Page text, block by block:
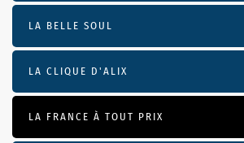
LA BELLE SOUL
LA CLIQUE D'ALIX
LA FRANCE À TOUT PRIX